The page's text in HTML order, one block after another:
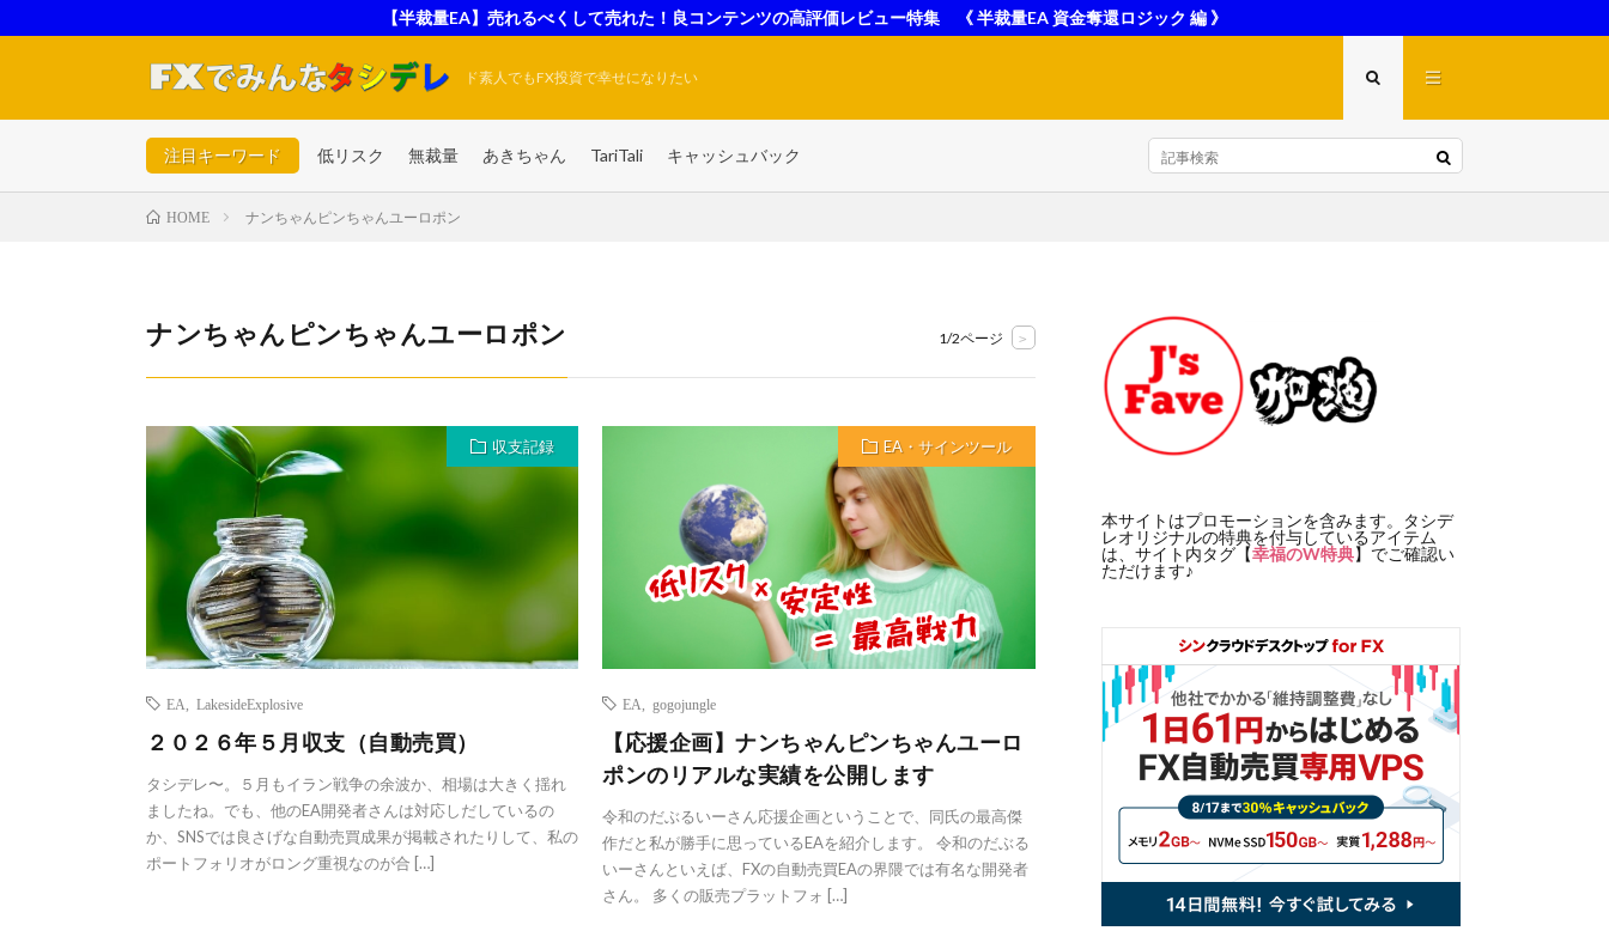
【半裁量EA】売れるべくして売れた！良コンテンツの高評価レビュー特集 《 半裁量EA 資金奪還ロジック 編 》
ド素人でもFX投資で幸せになりたい
注目キーワード 低リスク 無裁量 あきちゃん TariTali キャッシュバック
HOME ナンちゃんピンちゃんユーロポン
ナンちゃんピンちゃんユーロポン 1/2ページ >
収支記録
EA LakesideExplosive
２０２６年５月収支（自動売買）
タシデレ〜。５月もイラン戦争の余波か、相場は大きく揺れ
ましたね。でも、他のEA開発者さんは対応しだしているの
か、SNSでは良さげな自動売買成果が掲載されたりして、私の
ポートフォリオがロング重視なのが合 […]
EA・サインツール
EA ,gogojungle
【応援企画】ナンちゃんピンちゃんユーロ
ポンのリアルな実績を公開します
令和のだぶるいーさん応援企画ということで、同氏の最高傑
作だと私が勝手に思っているEAを紹介します。 令和のだぶる
いーさんといえば、FXの自動売買EAの界隈では有名な開発者
さん。 多くの販売プラットフォ […]
本サイトはプロモーションを含みます。タシデ
レオリジナルの特典を付与しているアイテム
は、サイト内タグ【幸福のW特典】でご確認い
ただけます♪